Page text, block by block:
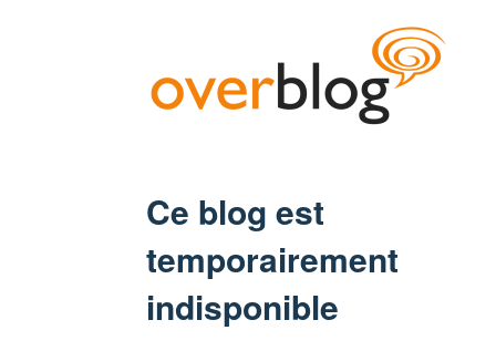
Ce blog est
temporairement
indisponible